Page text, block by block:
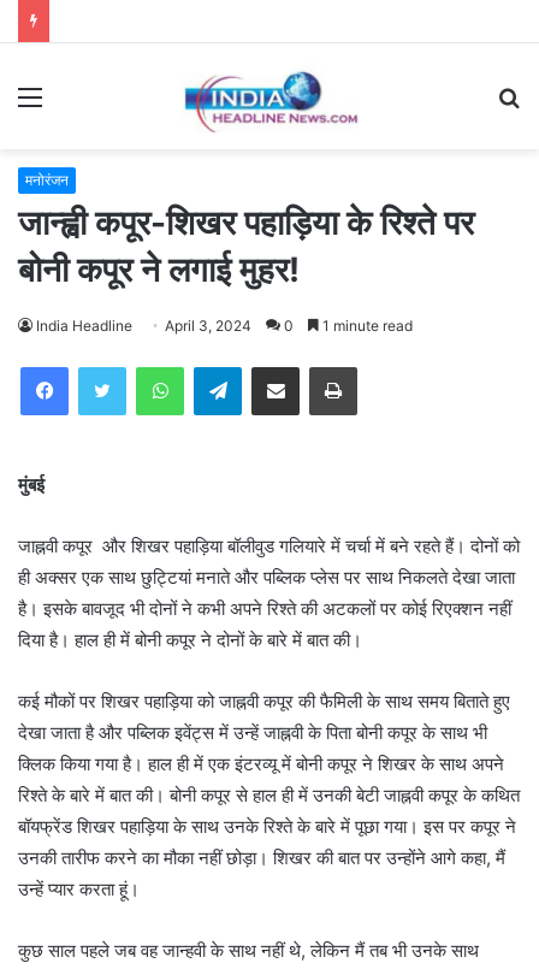
Menu
मनोरंजन
जान्ह्वी कपूर-शिखर पहाड़िया के रिश्ते पर
बोनी कपूर ने लगाई मुहर!
India Headline April 3, 2024 0 1 minute read
WhatsAppTelegramShare via Email Print
मुंबई
जाह्नवी कपूर और शिखर पहाड़िया बॉलीवुड गलियारे में चर्चा में बने रहते हैं। दोनों को
ही अक्सर एक साथ छुट्टियां मनाते और पब्लिक प्लेस पर साथ निकलते देखा जाता
है। इसके बावजूद भी दोनों ने कभी अपने रिश्ते की अटकलों पर कोई रिएक्शन नहीं
दिया है। हाल ही में बोनी कपूर ने दोनों के बारे में बात की।
कई मौकों पर शिखर पहाड़िया को जाह्नवी कपूर की फैमिली के साथ समय बिताते हुए
देखा जाता है और पब्लिक इवेंट्स में उन्हें जाह्नवी के पिता बोनी कपूर के साथ भी
क्लिक किया गया है। हाल ही में एक इंटरव्यू में बोनी कपूर ने शिखर के साथ अपने
रिश्ते के बारे में बात की। बोनी कपूर से हाल ही में उनकी बेटी जाह्नवी कपूर के कथित
बॉयफ्रेंड शिखर पहाड़िया के साथ उनके रिश्ते के बारे में पूछा गया। इस पर कपूर ने
उनकी तारीफ करने का मौका नहीं छोड़ा। शिखर की बात पर उन्होंने आगे कहा, मैं
उन्हें प्यार करता हूं।
कुछ साल पहले जब वह जान्हवी के साथ नहीं थे, लेकिन मैं तब भी उनके साथ